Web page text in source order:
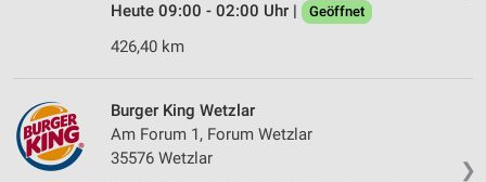
Heute 09:00 - 02:00 Uhr |
Geöffnet
426,40 km
❯
Burger King Wetzlar
Am Forum 1, Forum Wetzlar
35576 Wetzlar